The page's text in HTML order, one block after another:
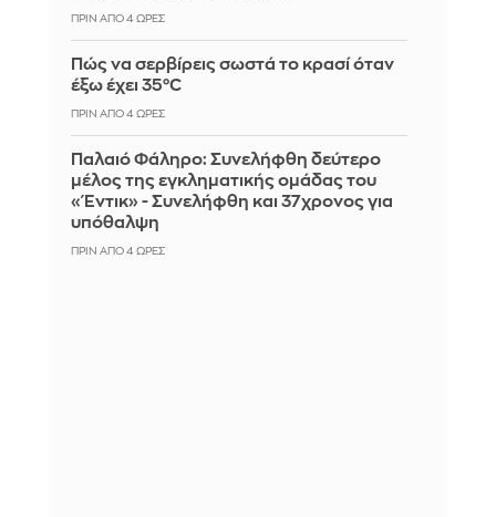
ΠΡΙΝ ΑΠΌ 4 ΏΡΕΣ
Πώς να σερβίρεις σωστά το κρασί όταν
έξω έχει 35°C
ΠΡΙΝ ΑΠΌ 4 ΏΡΕΣ
Παλαιό Φάληρο: Συνελήφθη δεύτερο
μέλος της εγκληματικής ομάδας του
«Έντικ» - Συνελήφθη και 37χρονος για
υπόθαλψη
ΠΡΙΝ ΑΠΌ 4 ΏΡΕΣ